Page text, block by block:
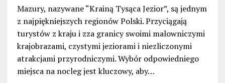
Mazury, nazywane “Krainą Tysąca Jezior”, są jednym
z najpiękniejszych regionów Polski. Przyciągają
turystów z kraju i zza granicy swoimi malowniczymi
krajobrazami, czystymi jeziorami i niezliczonymi
atrakcjami przyrodniczymi. Wybór odpowiedniego
miejsca na nocleg jest kluczowy, aby…